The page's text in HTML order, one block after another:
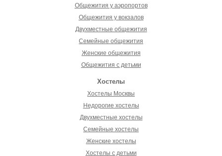
Общежития у аэропортов
Общежития у вокзалов
Двухместные общежития
Семейные общежития
Женские общежития
Общежития с детьми
Хостелы
Хостелы Москвы
Недорогие хостелы
Двухместные хостелы
Семейные хостелы
Женские хостелы
Хостелы с детьми